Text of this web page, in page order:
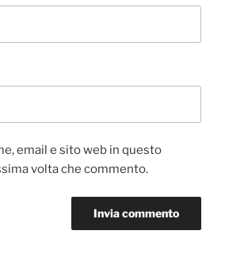
email e sito web in questo
volta che commento.